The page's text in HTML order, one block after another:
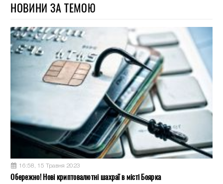
НОВИНИ ЗА ТЕМОЮ
16:58, 15 Травня 2023
Обережно! Нові криптовалютні шахраї в місті Боярка